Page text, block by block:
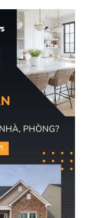
gan B hoặc viêm gan C
sẽ không còn bị mặc
định không đáp ứng tiêu
chuẩn sức khỏe chỉ vì
chi phí điều trị khi nộp hồ
sơ xin visa cư trú.